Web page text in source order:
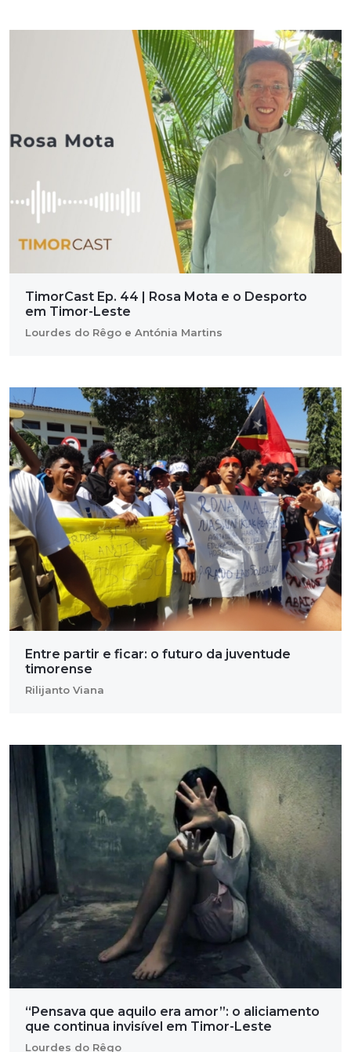
TimorCast Ep. 44 | Rosa Mota e o Desporto
em Timor-Leste
Lourdes do Rêgo e Antónia Martins
Entre partir e ficar: o futuro da juventude
timorense
Rilijanto Viana
“Pensava que aquilo era amor”: o aliciamento
que continua invisível em Timor-Leste
Lourdes do Rêgo